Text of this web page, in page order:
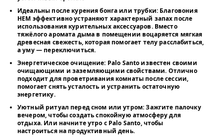
Идеальны после курения бонга или трубки: Благовония
HEM эффективно устраняют характерный запах после
использования курительных аксессуаров. Вместо
тяжёлого аромата дыма в помещении воцаряется мягкая
древесная свежесть, которая помогает телу расслабиться,
а уму — переключиться.
Энергетическое очищение: Palo Santo известен своими
очищающими и заземляющими свойствами. Отлично
подходит для проветривания комнаты после сессии,
помогает снять усталость и устранить остаточную
энергетику.
Уютный ритуал перед сном или утром: Зажгите палочку
вечером, чтобы создать спокойную атмосферу для
отдыха. Или начните утро с Palo Santo, чтобы
настроиться на продуктивный день.